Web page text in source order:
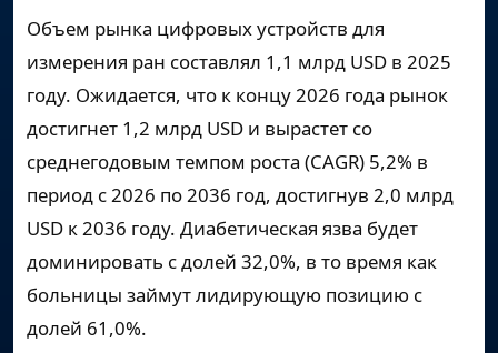
Объем рынка цифровых устройств для
измерения ран составлял 1,1 млрд USD в 2025
году. Ожидается, что к концу 2026 года рынок
достигнет 1,2 млрд USD и вырастет со
среднегодовым темпом роста (CAGR) 5,2% в
период с 2026 по 2036 год, достигнув 2,0 млрд
USD к 2036 году. Диабетическая язва будет
доминировать с долей 32,0%, в то время как
больницы займут лидирующую позицию с
долей 61,0%.